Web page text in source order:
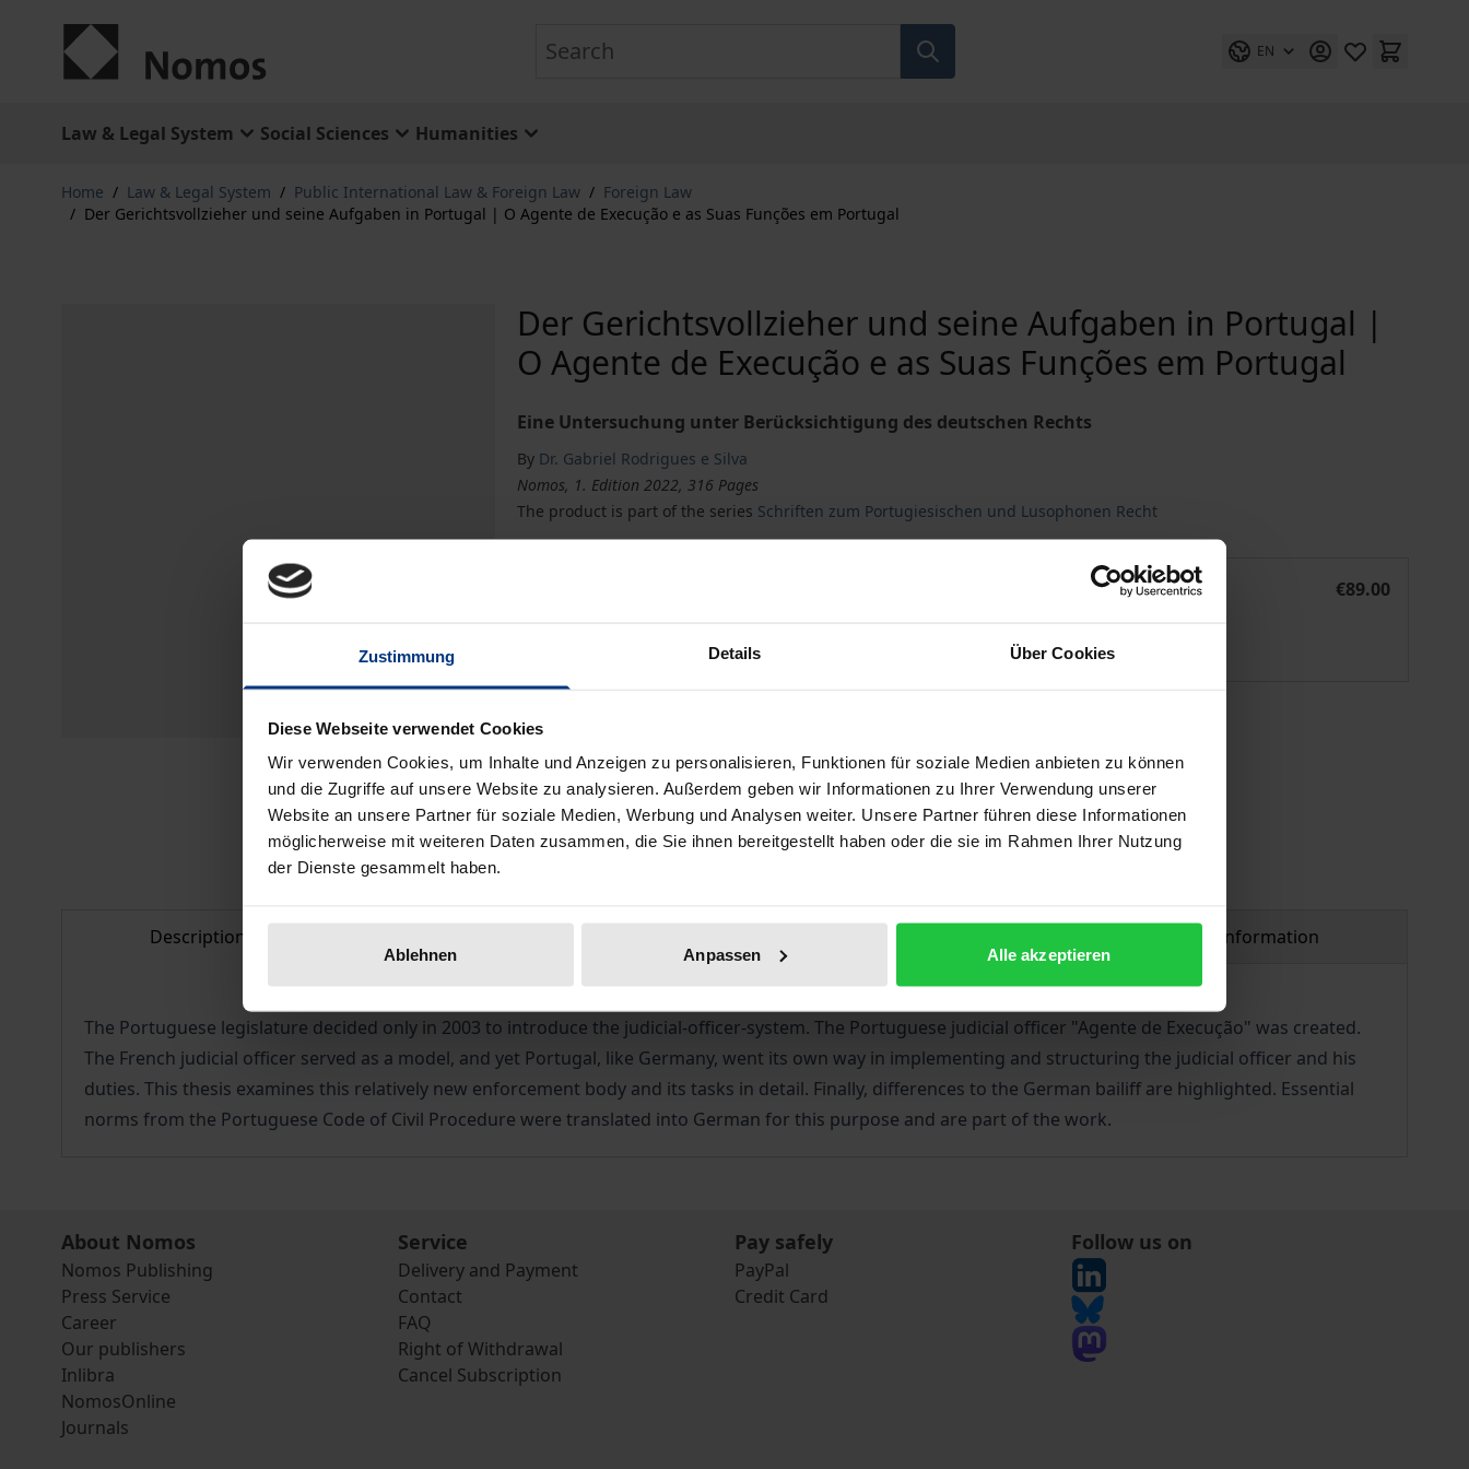
Zustimmung Details Über Cookies
Diese Webseite verwendet Cookies
Wir verwenden Cookies, um Inhalte und Anzeigen zu personalisieren, Funktionen für soziale Medien anbieten zu können
und die Zugriffe auf unsere Website zu analysieren. Außerdem geben wir Informationen zu Ihrer Verwendung unserer
Website an unsere Partner für soziale Medien, Werbung und Analysen weiter. Unsere Partner führen diese Informationen
möglicherweise mit weiteren Daten zusammen, die Sie ihnen bereitgestellt haben oder die sie im Rahmen Ihrer Nutzung
der Dienste gesammelt haben.
Ablehnen Anpassen Alle akzeptieren
EN
Law & Legal System Social Sciences Humanities
Home / Law & Legal System / Public International Law & Foreign Law / Foreign Law
/ Der Gerichtsvollzieher und seine Aufgaben in Portugal | O Agente de Execução e as Suas Funções em Portugal
Der Gerichtsvollzieher und seine Aufgaben in Portugal |
O Agente de Execução e as Suas Funções em Portugal
Eine Untersuchung unter Berücksichtigung des deutschen Rechts
By Dr. Gabriel Rodrigues e Silva
Nomos, 1. Edition 2022, 316 Pages
The product is part of the series Schriften zum Portugiesischen und Lusophonen Recht
Der Gerichtsvollzieher und seine Aufgaben in Portugal | O Agente de Execução e as Suas Funções em Portugal
Available in 3-5 business days
Der Gerichtsvollzieher und seine Aufgaben in Portugal | O
€89.00
Available
Prices include VAT. Depending on the delivery address, VAT may vary at checkout.
Add to Cart Add to Wish List
Delivery cost notice
Description Product safety information
The Portuguese legislature decided only in 2003 to introduce the judicial-officer-system. The Portuguese judicial officer "Agente de Execução" was created.
The French judicial officer served as a model, and yet Portugal, like Germany, went its own way in implementing and structuring the judicial officer and his
duties. This thesis examines this relatively new enforcement body and its tasks in detail. Finally, differences to the German bailiff are highlighted. Essential
norms from the Portuguese Code of Civil Procedure were translated into German for this purpose and are part of the work.
About Nomos
Nomos Publishing
Press Service
Career
Our publishers
Inlibra
NomosOnline
Journals
Service
Delivery and Payment
Contact
FAQ
Right of Withdrawal
Cancel Subscription
Pay safely
PayPal
Credit Card
Follow us on